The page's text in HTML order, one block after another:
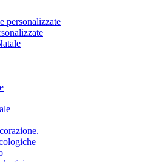
personalizzate